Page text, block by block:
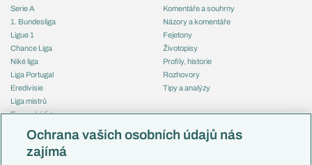
Serie A
1. Bundesliga
Ligue 1
Chance Liga
Niké liga
Liga Portugal
Eredivisie
Liga mistrů
Evropská liga
Mistrovství světa
Liga národů
Komentáře a souhrny
Názory a komentáře
Fejetony
Životopisy
Profily, historie
Rozhovory
Tipy a analýzy
Česko
Ochrana vašich osobních údajů nás
zajímá